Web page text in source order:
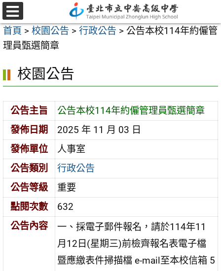
跳
至
主
要
容
選
單
首頁 > 校園公告 > 行政公告 > 公告本校114年約僱管
理員甄選簡章
校園公告
公告主旨
公告本校114年約僱管理員甄選簡章
發佈日期
2025 年 11 月 03 日
發佈單位
人事室
公告類別
行政公告
公告等級
重要
點閱次數
632
公告內容
一、採電子郵件報名，請於114年11
月12日(星期三)前檢齊報名表電子檔
暨應繳表件掃描檔 e-mail至本校信箱 5